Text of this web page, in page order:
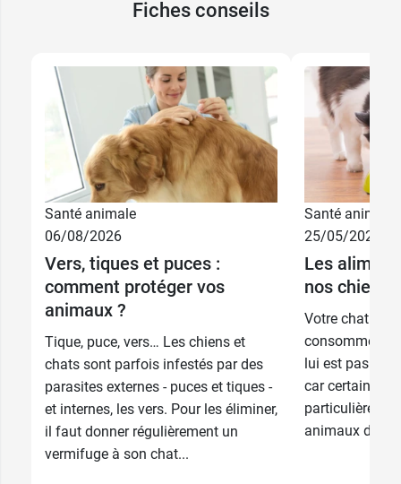
15 ml 15,45 €
22,99 €
34,59 €
Fiches conseils
Santé animale
06/08/2026
Vers, tiques et puces :
comment protéger vos
animaux ?
Tique, puce, vers… Les chiens et
chats sont parfois infestés par des
parasites externes - puces et tiques -
et internes, les vers. Pour les éliminer,
il faut donner régulièrement un
vermifuge à son chat...
Santé animale
25/05/2026
Les
nos chiens
Votre chat ou
consommer
lui est pas
car certains
animaux de